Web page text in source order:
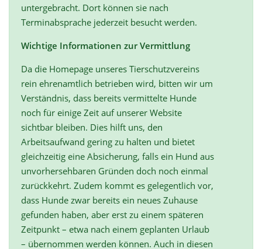
untergebracht. Dort können sie nach
Terminabsprache jederzeit besucht werden.
Wichtige Informationen zur Vermittlung
Da die Homepage unseres Tierschutzvereins
rein ehrenamtlich betrieben wird, bitten wir um
Verständnis, dass bereits vermittelte Hunde
noch für einige Zeit auf unserer Website
sichtbar bleiben. Dies hilft uns, den
Arbeitsaufwand gering zu halten und bietet
gleichzeitig eine Absicherung, falls ein Hund aus
unvorhersehbaren Gründen doch noch einmal
zurückkehrt. Zudem kommt es gelegentlich vor,
dass Hunde zwar bereits ein neues Zuhause
gefunden haben, aber erst zu einem späteren
Zeitpunkt – etwa nach einem geplanten Urlaub
– übernommen werden können. Auch in diesen